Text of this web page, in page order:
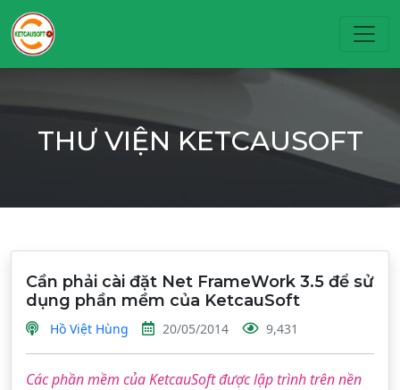
THƯ VIỆN KETCAUSOFT
Cần phải cài đặt Net FrameWork 3.5 để sử
dụng phần mềm của KetcauSoft
Hồ Việt Hùng 20/05/2014 9,431
Các phần mềm của KetcauSoft được lập trình trên nền